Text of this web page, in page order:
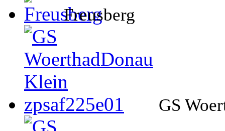
Freusberg
GS